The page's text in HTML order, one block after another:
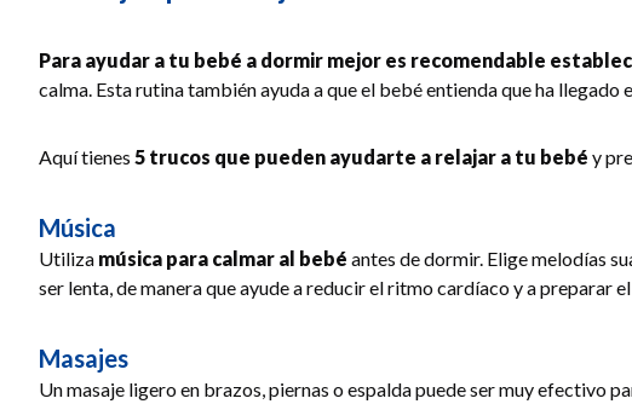
Para ayudar a tu bebé a dormir mejor es recomendable
calma. Esta rutina también ayuda a que el bebé entienda que ha llegado
Aquí tienes 5 trucos que pueden ayudarte a relajar a tu bebé y
Música
Utiliza música para calmar al bebé antes de dormir. Elige melodías
ser lenta, de manera que ayude a reducir el ritmo cardíaco y a preparar
Masajes
Un masaje ligero en brazos, piernas o espalda puede ser muy efectivo